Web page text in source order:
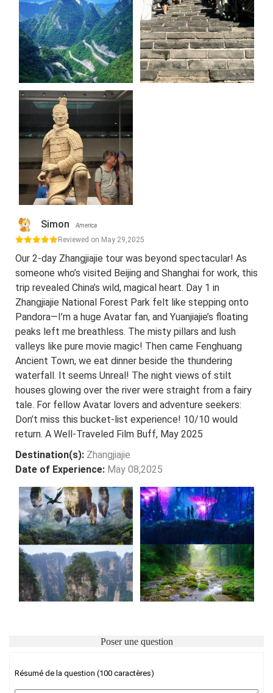
Simon America
Reviewed on May 29,2025
Our 2-day Zhangjiajie tour was beyond spectacular! As
someone who’s visited Beijing and Shanghai for work, this
trip revealed China’s wild, magical heart. Day 1 in
Zhangjiajie National Forest Park felt like stepping onto
Pandora—I’m a huge Avatar fan, and Yuanjiajie’s floating
peaks left me breathless. The misty pillars and lush
valleys like pure movie magic! Then came Fenghuang
Ancient Town, we eat dinner beside the thundering
waterfall. It seems Unreal! The night views of stilt
houses glowing over the river were straight from a fairy
tale. For fellow Avatar lovers and adventure seekers:
Don’t miss this bucket-list experience! 10/10 would
return. A Well-Traveled Film Buff, May 2025
Destination(s): Zhangjiajie
Date of Experience: May 08,2025
Poser une question
Résumé de la question (100 caractères)